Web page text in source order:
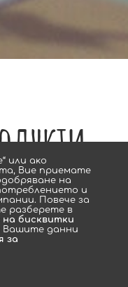
или aĸo
Bиe пpиeмaтe
нa
и
Повече за
разберете в
на бисквитки
Вашите данни
за